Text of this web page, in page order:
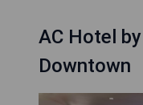
AC Hotel
Downtown